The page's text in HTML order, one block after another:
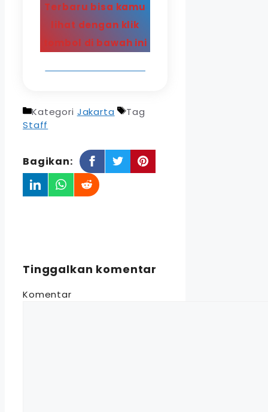
Terbaru bisa kamu
lihat dengan klik
tombol di bawah ini
Kategori Jakarta
Tag
Staff
Bagikan:
Tinggalkan komentar
Komentar